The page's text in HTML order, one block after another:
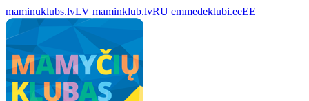
maminuklubs.lvLV maminklub.lvRU emmedeklubi.eeEE